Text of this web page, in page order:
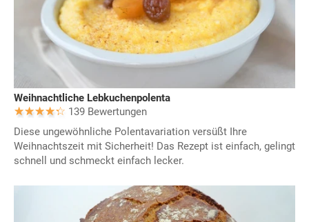
Weihnachtliche Lebkuchenpolenta
139 Bewertungen
Diese ungewöhnliche Polentavariation versüßt Ihre
Weihnachtszeit mit Sicherheit! Das Rezept ist einfach, gelingt
schnell und schmeckt einfach lecker.